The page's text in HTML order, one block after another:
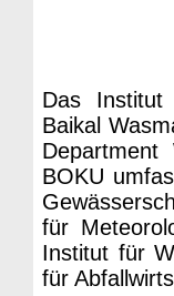
Das Institut
Baikal
Department
BOKU
für
Institut für
für